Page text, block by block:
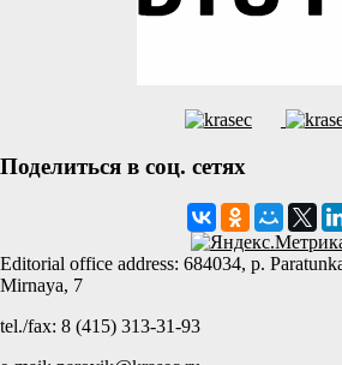
Поделиться в соц. сетях
Editorial office address: 684034, p.
Mirnaya, 7
tel./fax: 8 (415) 313-31-93